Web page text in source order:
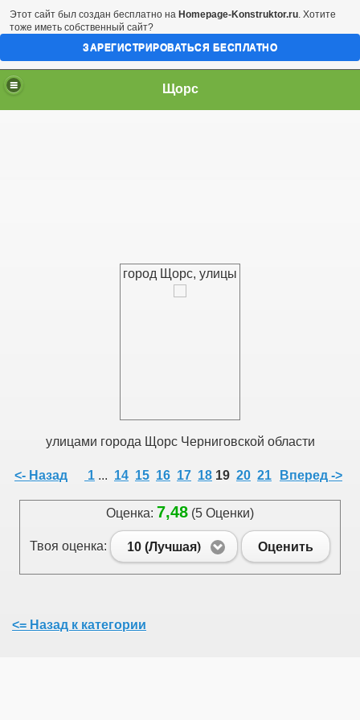
Щорс
город Щорс, улицы
улицами города Щорс Черниговской области
<- Назад 1 ... 14 15 16 17 18 19 20 21 Вперед ->
Оценка: 7,48 (5 Оценки)
Твоя оценка: 10 (Лучшая) Оценить
<= Назад к категории
Этот сайт был создан бесплатно на Homepage-Konstruktor.ru. Хотите
тоже иметь собственный сайт?
ЗАРЕГИСТРИРОВАТЬСЯ БЕСПЛАТНО